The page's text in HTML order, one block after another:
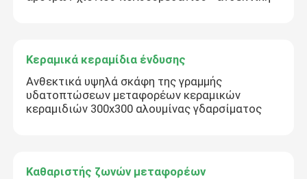
Κεραμικά κεραμίδια ένδυσης
Ανθεκτικά υψηλά σκάφη της γραμμής
υδατοπτώσεων μεταφορέων κεραμικών
κεραμιδιών 300x300 αλουμίνας γδαρσίματος
Καθαριστής ζωνών μεταφορέων